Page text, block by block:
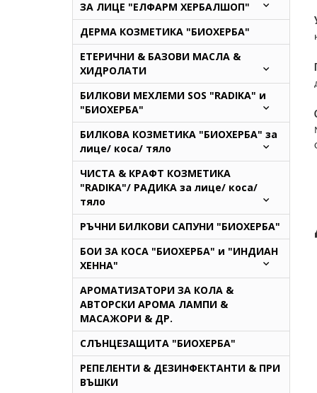
ЗА ЛИЦЕ "ЕЛФАРМ ХЕРБАЛШОП"
ДЕРМА КОЗМЕТИКА "БИОХЕРБА"
ЕТЕРИЧНИ & БАЗОВИ МАСЛА &
ХИДРОЛАТИ
БИЛКОВИ МЕХЛЕМИ SOS "RADIKA" и
"БИОХЕРБА"
БИЛКОВА КОЗМЕТИКА "БИОХЕРБА" за
лице/ коса/ тяло
ЧИСТА & КРАФТ КОЗМЕТИКА
"RADIKA"/ РАДИКА за лице/ коса/
тяло
РЪЧНИ БИЛКОВИ САПУНИ "БИОХЕРБА"
БОИ ЗА КОСА "БИОХЕРБА" и "ИНДИАН
ХЕННА"
АРОМАТИЗАТОРИ ЗА КОЛА &
АВТОРСКИ АРОМА ЛАМПИ &
МАСАЖОРИ & ДР.
СЛЪНЦЕЗАЩИТА "БИОХЕРБА"
РЕПЕЛЕНТИ & ДЕЗИНФЕКТАНТИ & ПРИ
ВЪШКИ